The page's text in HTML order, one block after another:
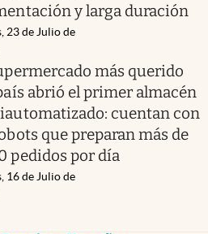
y larga duración
23 de Julio de
más querido
abrió el primer almacén
cuentan con
que preparan más de
pedidos por día
16 de Julio de